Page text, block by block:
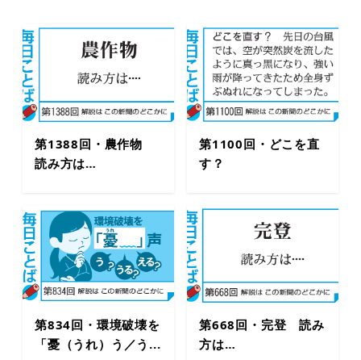
第1388回・農作物
読み方は…
第1100回・どこを直
す？
第834回・環境破壊を
「憂（うれ）う／う...
第668回・完登 読み
方は…